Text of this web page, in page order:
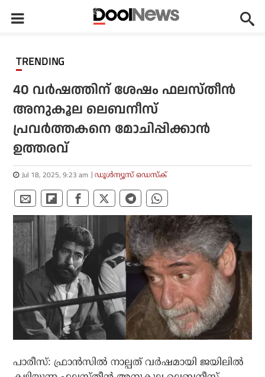
TRENDING
40 വര്‍ഷത്തിന് ശേഷം ഫലസ്തീന്‍
അനുകൂല ലെബനീസ്
പ്രവര്‍ത്തകനെ മോചിപ്പിക്കാന്‍
ഉത്തരവ്
Jul 18, 2025, 9:23 am ഡൂള്‍ന്യൂസ് ഡെസ്‌ക്
പാരീസ്: ഫ്രാന്‍സില്‍ നാല്പത് വര്‍ഷമായി ജയിലില്‍